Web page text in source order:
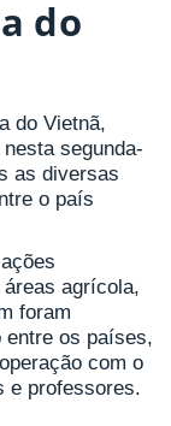
do
do Vietnã,
segunda-
as diversas
o país
agrícola,
foram
entre os países,
com o
e professores.